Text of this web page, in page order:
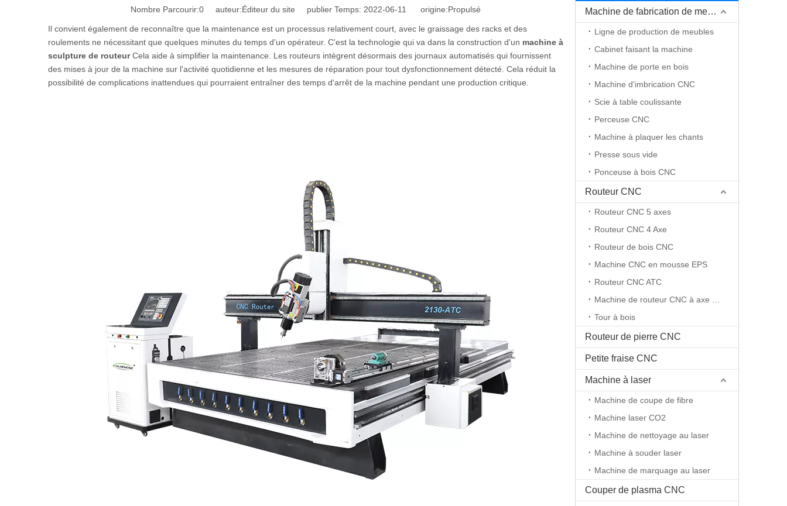
Nombre Parcourir:0 auteur:Éditeur du site publier Temps: 2022-06-11 origine:Propulsé
Il convient également de reconnaître que la maintenance est un processus relativement court, avec le graissage des racks et des
roulements ne nécessitant que quelques minutes du temps d'un opérateur. C'est la technologie qui va dans la construction d'un machine à
sculpture de routeurCela aide à simplifier la maintenance. Les routeurs intègrent désormais des journaux automatisés qui fournissent
des mises à jour de la machine sur l'activité quotidienne et les mesures de réparation pour tout dysfonctionnement détecté. Cela réduit la
possibilité de complications inattendues qui pourraient entraîner des temps d'arrêt de la machine pendant une production critique.
Machine de fabrication de meubles
Ligne de production de meubles
Cabinet faisant la machine
Machine de porte en bois
Machine d'imbrication CNC
Scie à table coulissante
Perceuse CNC
Machine à plaquer les chants
Presse sous vide
Ponceuse à bois CNC
Routeur CNC
Routeur CNC 5 axes
Routeur CNC 4 Axe
Routeur de bois CNC
Machine CNC en mousse EPS
Routeur CNC ATC
Tour à bois
Routeur de pierre CNC
Petite fraise CNC
Machine à laser
Machine de coupe de fibre
Machine laser CO2
Machine de nettoyage au laser
Machine à souder laser
Machine de marquage au laser
Couper de plasma CNC